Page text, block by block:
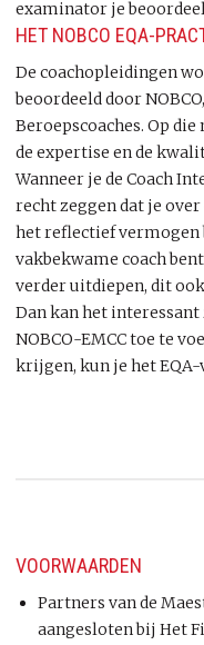
examinator je
HET NOBCO EQA-
De coachopleidingen
beoordeeld door
Beroepscoaches. Op
de expertise en de
Wanneer je de Coach
recht zeggen dat je
het reflectief vermogen
vakbekwame coach
verder uitdiepen, dit
Dan kan het
NOBCO-EMCC toe te
krijgen, kun je het
VOORWAARDEN
Partners van de
aangesloten bij Het